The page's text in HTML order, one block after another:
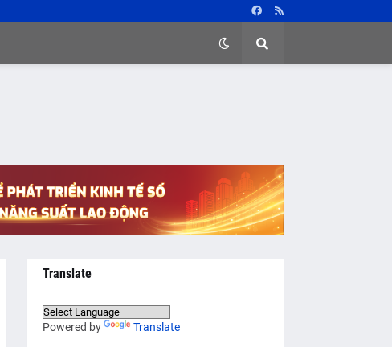
Translate
Powered by Translate